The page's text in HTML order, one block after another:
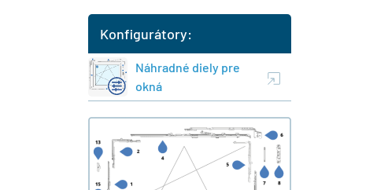
Konfigurátory:
Náhradné diely pre
okná